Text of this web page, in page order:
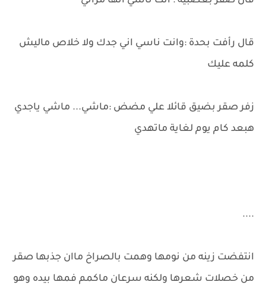
قال رأفت بحدة :وانت ناسي اني جدك ولا خلاص ماليش
كلمه عليك
زفر صقر بضيق قائلا علي مضض :ماشي... ماشي ياجدي
هبعد كام يوم لغاية ماتهدي
....
انتفضت زينه من نومها وهمت بالصراخ ماان جذبها صقر
من خصلات شعرها ولكنه سرعان ماكمم فمها بيده وهو